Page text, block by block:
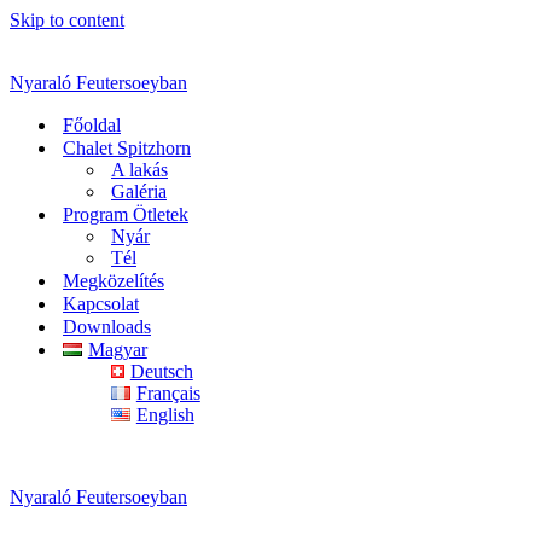
Skip to content
Nyaraló Feutersoeyban
Főoldal
Chalet Spitzhorn
A lakás
Galéria
Program Ötletek
Nyár
Tél
Megközelítés
Kapcsolat
Downloads
Magyar
Deutsch
Français
English
Nyaraló Feutersoeyban